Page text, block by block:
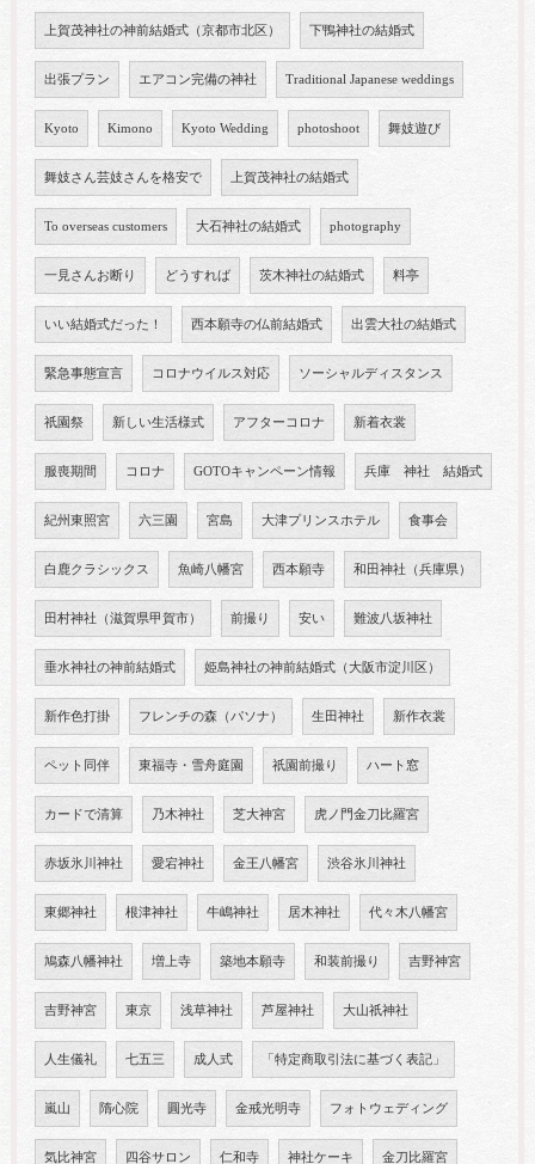
上賀茂神社の神前結婚式（京都市北区） 下鴨神社の結婚式
出張プラン エアコン完備の神社 Traditional Japanese weddings
Kyoto Kimono Kyoto Wedding photoshoot 舞妓遊び
舞妓さん芸妓さんを格安で 上賀茂神社の結婚式
To overseas customers 大石神社の結婚式 photography
一見さんお断り どうすれば 茨木神社の結婚式 料亭
いい結婚式だった！ 西本願寺の仏前結婚式 出雲大社の結婚式
緊急事態宣言 コロナウイルス対応 ソーシャルディスタンス
祇園祭 新しい生活様式 アフターコロナ 新着衣裳
服喪期間 コロナ GOTOキャンペーン情報 兵庫 神社 結婚式
紀州東照宮 六三園 宮島 大津プリンスホテル 食事会
白鹿クラシックス 魚崎八幡宮 西本願寺 和田神社（兵庫県）
田村神社（滋賀県甲賀市） 前撮り 安い 難波八坂神社
垂水神社の神前結婚式 姫島神社の神前結婚式（大阪市淀川区）
新作色打掛 フレンチの森（パソナ） 生田神社 新作衣裳
ペット同伴 東福寺・雪舟庭園 祇園前撮り ハート窓
カードで清算 乃木神社 芝大神宮 虎ノ門金刀比羅宮
赤坂氷川神社 愛宕神社 金王八幡宮 渋谷氷川神社
東郷神社 根津神社 牛嶋神社 居木神社 代々木八幡宮
鳩森八幡神社 増上寺 築地本願寺 和装前撮り 吉野神宮
吉野神宮 東京 浅草神社 芦屋神社 大山祇神社
人生儀礼 七五三 成人式 「特定商取引法に基づく表記」
嵐山 隋心院 圓光寺 金戒光明寺 フォトウェディング
気比神宮 四谷サロン 仁和寺 神社ケーキ 金刀比羅宮